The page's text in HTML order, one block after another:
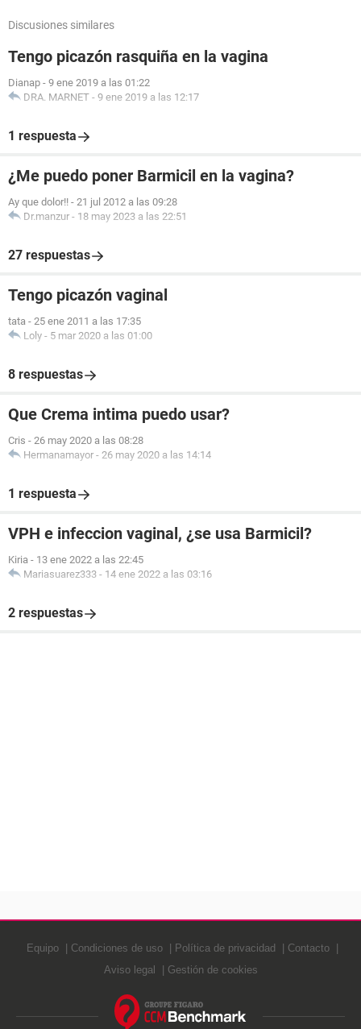
Discusiones similares
Tengo picazón rasquiña en la vagina
Dianap - 9 ene 2019 a las 01:22
DRA. MARNET - 9 ene 2019 a las 12:17
1 respuesta
¿Me puedo poner Barmicil en la vagina?
Ay que dolor!! - 21 jul 2012 a las 09:28
Dr.manzur - 18 may 2023 a las 22:51
27 respuestas
Tengo picazón vaginal
tata - 25 ene 2011 a las 17:35
Loly - 5 mar 2020 a las 01:00
8 respuestas
Que Crema intima puedo usar?
Cris - 26 may 2020 a las 08:28
Hermanamayor - 26 may 2020 a las 14:14
1 respuesta
VPH e infeccion vaginal, ¿se usa Barmicil?
Kiria - 13 ene 2022 a las 22:45
Mariasuarez333 - 14 ene 2022 a las 03:16
2 respuestas
Equipo Condiciones de uso Política de privacidad
Contacto
Aviso legal
Gestión de cookies